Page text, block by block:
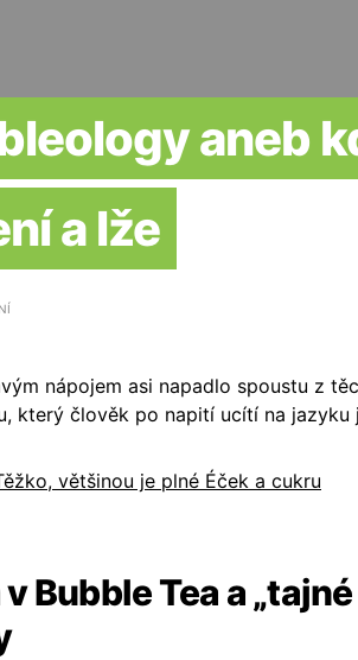
aneb
a lže
nápojem asi napadlo spoustu z
který člověk po napití ucítí na jazyku
většinou je plné Éček a cukru
Bubble Tea a